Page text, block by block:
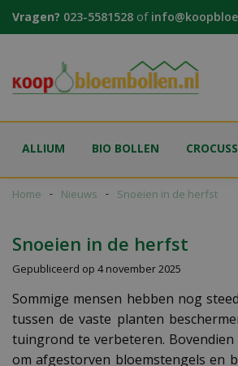
naar
Home Nieuws Snoeien in de herfst
Vragen? 023-5581528 of
ALLIUM BIO BOLLEN
Snoeien in de herfst
Gepubliceerd op 4 november 2025
Sommige mensen hebben nog
tussen de vaste planten
tuingrond te verbeteren.
om afgestorven bloemstengels en